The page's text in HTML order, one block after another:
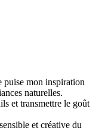
puise mon inspiration
naturelles.
et transmettre le goût
et créative du